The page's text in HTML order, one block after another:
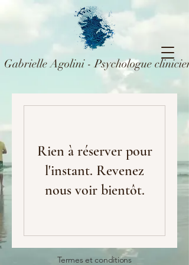
Gabrielle Agolini - Psychologue
Rien à réserver pour
l'instant. Revenez
nous voir bientôt.
Termes et conditions